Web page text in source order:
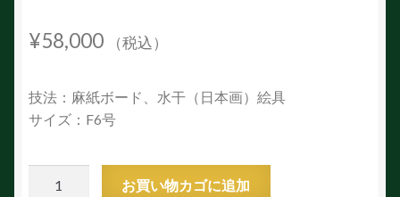
¥58,000 （税込）
技法：麻紙ボード、水干（日本画）絵具
サイズ：F6号
お買い物カゴに追加